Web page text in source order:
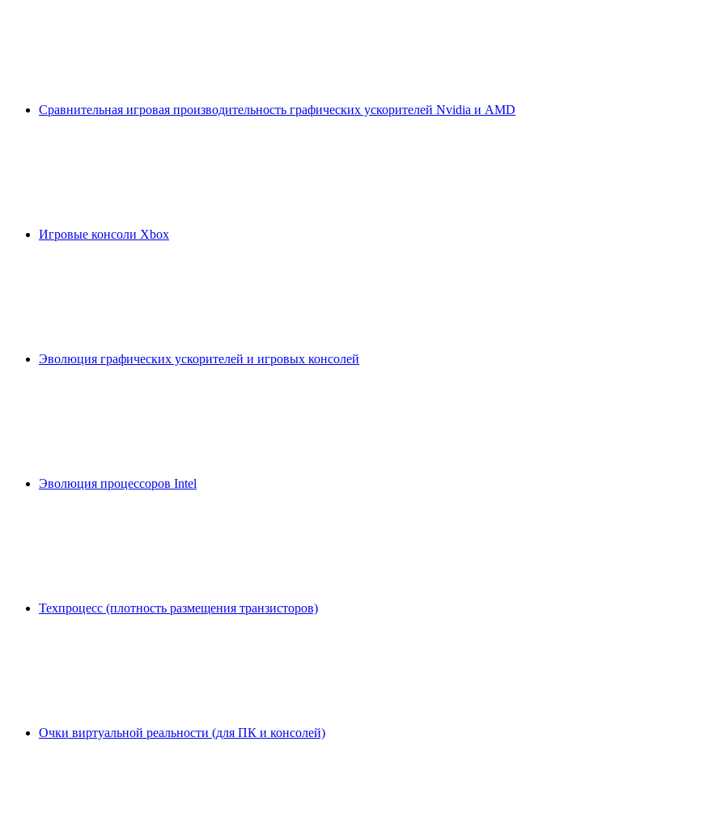
Сравнительная игровая производительность графических ускорителей Nvidia и AMD
Игровые консоли Xbox
Эволюция графических ускорителей и игровых консолей
Эволюция процессоров Intel
Техпроцесс (плотность размещения транзисторов)
Очки виртуальной реальности (для ПК и консолей)